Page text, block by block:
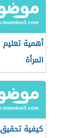
أهمية تعليم
المرأة
كيفية تحقيق